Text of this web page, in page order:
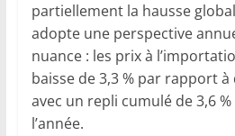
partiellement la hausse
adopte une perspective
nuance : les prix à
baisse de 3,3 % par rapport à
avec un repli cumulé de 3,6
l’année.